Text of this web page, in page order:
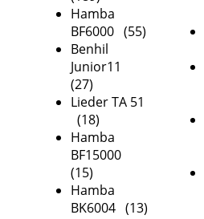
Hamba
BF6000 (55)
Benhil
Junior11
(27)
Lieder TA 51
(18)
Hamba
BF15000
(15)
Hamba
BK6004 (13)